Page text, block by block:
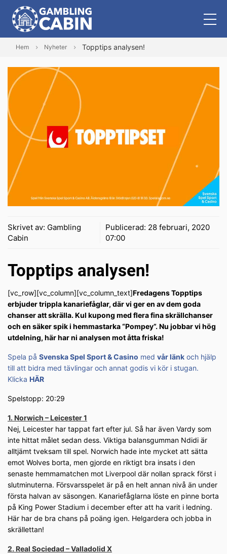
Hem Nyheter Topptips analysen!
Skrivet av: Gambling
Cabin
Publicerad: 28 februari, 2020
07:00
Topptips analysen!
[vc_row][vc_column][vc_column_text]Fredagens Topptips
erbjuder trippla kanariefåglar, där vi ger en av dem goda
chanser att skrälla. Kul kupong med flera fina skrällchanser
och en säker spik i hemmastarka “Pompey”. Nu jobbar vi hög
utdelning, här har ni analysen mot åtta friska!
Spela på Svenska Spel Sport & Casino med vår länk och hjälp
till att bidra med tävlingar och annat godis vi kör i stugan.
Klicka HÄR
Spelstopp: 20:29
1. Norwich – Leicester 1
Nej, Leicester har tappat fart efter jul. Så har även Vardy som
inte hittat målet sedan dess. Viktiga balansgumman Ndidi är
alltjämt tveksam till spel. Norwich hade inte mycket att sätta
emot Wolves borta, men gjorde en riktigt bra insats i den
senaste hemmamatchen mot Liverpool där nollan sprack först i
slutminuterna. Försvarsspelet är på en helt annan nivå än under
första halvan av säsongen. Kanariefåglarna löste en pinne borta
på King Power Stadium i december efter att ha varit i ledning.
Här har de bra chans på poäng igen. Helgardera och jobba in
skrällettan!
2. Real Sociedad – Valladolid X